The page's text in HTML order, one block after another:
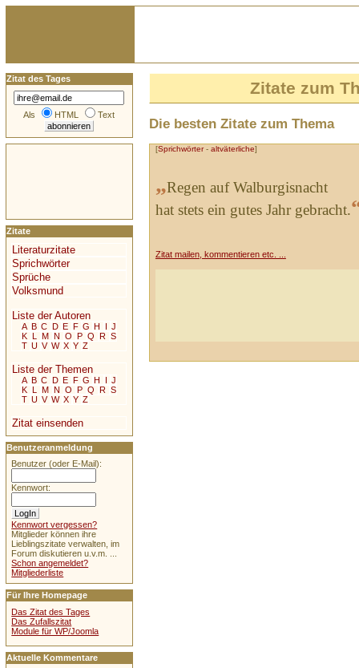
Zitate zum
Die besten Zitate zum Thema
[Sprichwörter- altväterliche]
„Regen auf Walburgisnacht
hat stets ein gutes Jahr gebracht.
Zitat mailen, kommentieren etc. ...
Zitat des Tages
Als HTML Text
Zitate
Literaturzitate
Sprichwörter
Sprüche
Volksmund
Liste der Autoren
A B C D E F G H I J
K L M N O P Q R S
T U V W X Y Z
Liste der Themen
A B C D E F G H I J
K L M N O P Q R S
T U V W X Y Z
Zitat einsenden
Benutzeranmeldung
Benutzer (oder E-Mail):
Kennwort:
Kennwort vergessen?
Mitglieder können ihre
Lieblingszitate verwalten, im
Forum diskutieren u.v.m. ...
Schon angemeldet?
Mitgliederliste
Für Ihre Homepage
Das Zitat des Tages
Das Zufallszitat
Module für WP/Joomla
Aktuelle Kommentare